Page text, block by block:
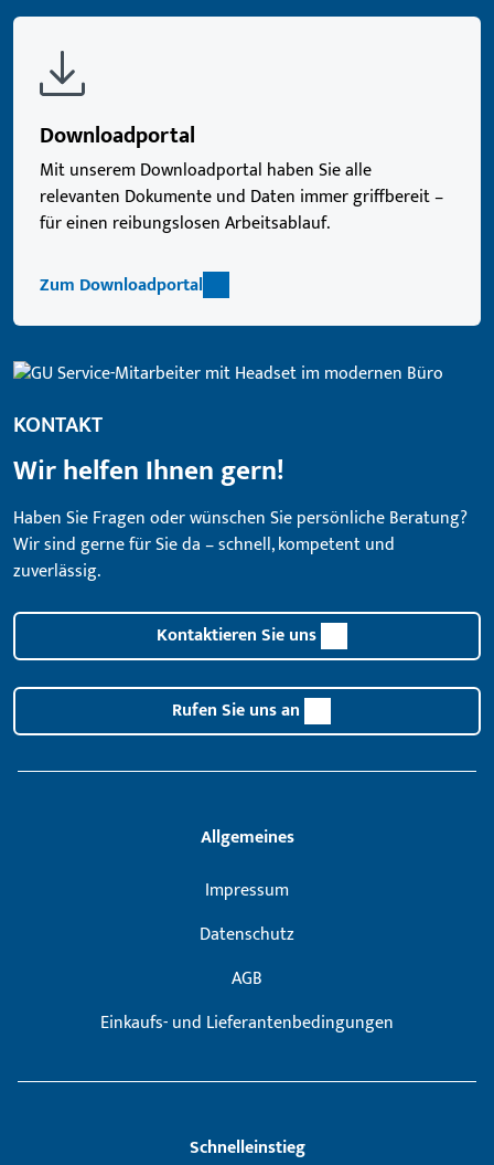
Downloadportal
Mit unserem Downloadportal haben Sie alle
relevanten Dokumente und Daten immer griffbereit –
für einen reibungslosen Arbeitsablauf.
Zum Downloadportal
KONTAKT
Wir helfen Ihnen gern!
Haben Sie Fragen oder wünschen Sie persönliche Beratung?
Wir sind gerne für Sie da – schnell, kompetent und
zuverlässig.
Kontaktieren Sie uns
Rufen Sie uns an
Allgemeines
Impressum
Datenschutz
AGB
Einkaufs- und Lieferantenbedingungen
Schnelleinstieg